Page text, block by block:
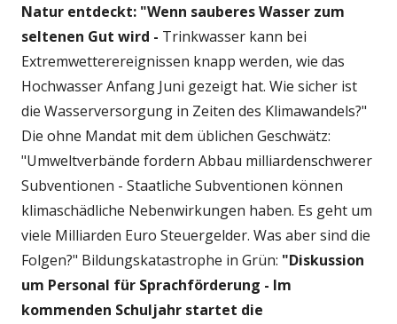
Natur entdeckt: "Wenn sauberes Wasser zum
seltenen Gut wird - Trinkwasser kann bei
Extremwetterereignissen knapp werden, wie das
Hochwasser Anfang Juni gezeigt hat. Wie sicher ist
die Wasserversorgung in Zeiten des Klimawandels?"
Die ohne Mandat mit dem üblichen Geschwätz:
"Umweltverbände fordern Abbau milliardenschwerer
Subventionen - Staatliche Subventionen können
klimaschädliche Nebenwirkungen haben. Es geht um
viele Milliarden Euro Steuergelder. Was aber sind die
Folgen?" Bildungskatastrophe in Grün: "Diskussion
um Personal für Sprachförderung - Im
kommenden Schuljahr startet die